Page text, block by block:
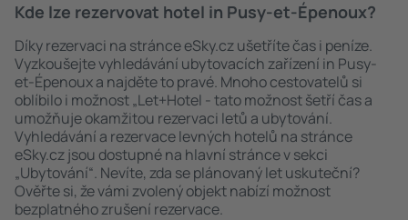
Kde lze rezervovat hotel in Pusy-et-Épenoux?
Díky rezervaci na stránce eSky.cz ušetříte čas i peníze.
Vyzkoušejte vyhledávání ubytovacích zařízení in Pusy-
et-Épenoux a najděte to pravé. Mnoho cestovatelů si
oblíbilo i možnost „Let+Hotel - tato možnost šetří čas a
umožňuje okamžitou rezervaci letů a ubytování.
Vyhledávání a rezervace levných hotelů na stránce
eSky.cz jsou dostupné na hlavní stránce v sekci
„Ubytování“. Nevíte, zda se plánovaný let uskuteční?
Ověřte si, že vámi zvolený objekt nabízí možnost
bezplatného zrušení rezervace.